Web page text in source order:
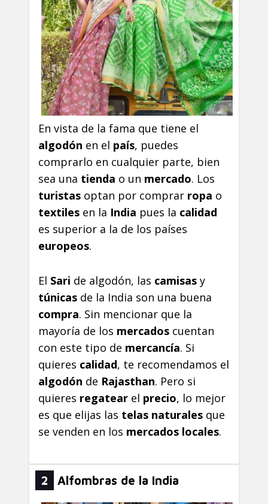
En vista de la fama que tiene el
algodón en el país, puedes
comprarlo en cualquier parte, bien
sea una tienda o un mercado. Los
turistas optan por comprar ropa o
textiles en la India pues la calidad
es superior a la de los países
europeos.
El Sari de algodón, las camisas y
túnicas de la India son una buena
compra. Sin mencionar que la
mayoría de los mercados cuentan
con este tipo de mercancía. Si
quieres calidad, te recomendamos el
algodón de Rajasthan. Pero si
quieres regatear el precio, lo mejor
es que elijas las telas naturales que
se venden en los mercados locales.
2 Alfombras de la India